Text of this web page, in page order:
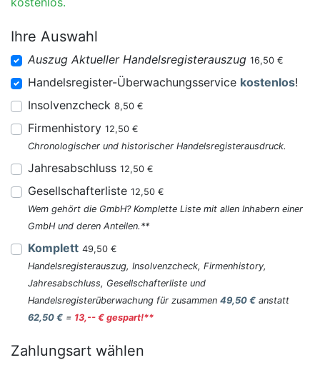
Ihre Auswahl
Auszug Aktueller Handelsregisterauszug 16,50 €
Handelsregister-Überwachungsservice kostenlos!
Insolvenzcheck 8,50 €
Firmenhistory 12,50 €
Chronologischer und historischer Handelsregisterausdruck.
Jahresabschluss 12,50 €
Gesellschafterliste 12,50 €
Wem gehört die GmbH? Komplette Liste mit allen Inhabern einer
GmbH und deren Anteilen.**
Komplett 49,50 €
Handelsregisterauszug, Insolvenzcheck, Firmenhistory,
Jahresabschluss, Gesellschafterliste und
Handelsregisterüberwachung für zusammen 49,50 € anstatt
62,50 € = 13,-- € gespart!**
Zahlungsart wählen